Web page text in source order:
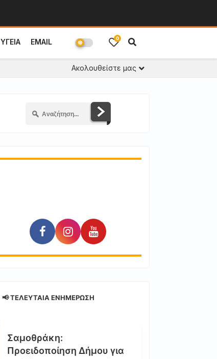
ΥΓΕΙΑ EMAIL 0
Ακολουθείστε μας
📢 ΤΕΛΕΥΤΑΊΑ ΕΝΗΜΈΡΩΣΗ
Σαμοθράκη:
Προειδοποίηση Δήμου για